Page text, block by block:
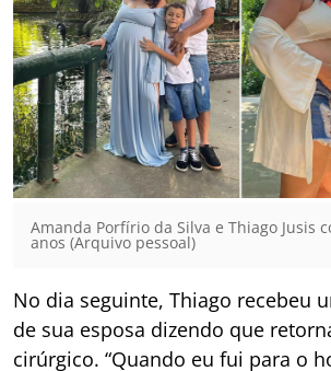
Amanda Porfírio da Silva e Thiago Jusis
anos (Arquivo pessoal)
No dia seguinte, Thiago recebeu
de sua esposa dizendo que
cirúrgico. “Quando eu fui para o